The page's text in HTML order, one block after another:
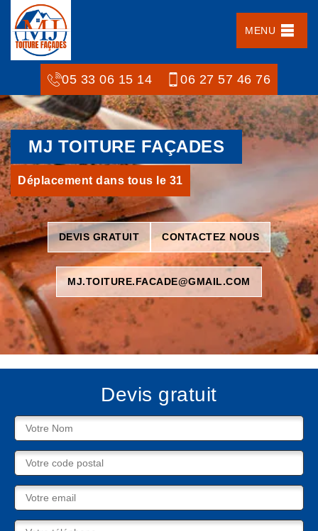
MENU
05 33 06 15 14 06 27 57 46 76
MJ TOITURE FAÇADES
Déplacement dans tous le 31
DEVIS GRATUIT CONTACTEZ NOUS
MJ.TOITURE.FACADE@GMAIL.COM
Devis gratuit